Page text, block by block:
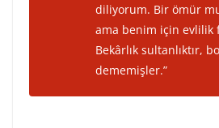
diliyorum. Bir ömür
ama benim için evlilik
Bekârlık sultanlıktır,
dememişler.”